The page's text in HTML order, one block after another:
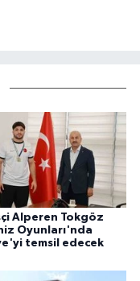
Alperen Tokgöz
Oyunları'nda
temsil edecek